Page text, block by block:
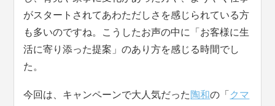
がスタートされてあわただしさを感じられている方
も多いのですね。こうしたお声の中に「お客様に生
活に寄り添った提案」のあり方を感じる時間でし
た。
今回は、キャンペーンで大人気だった 陶和の「 クマ